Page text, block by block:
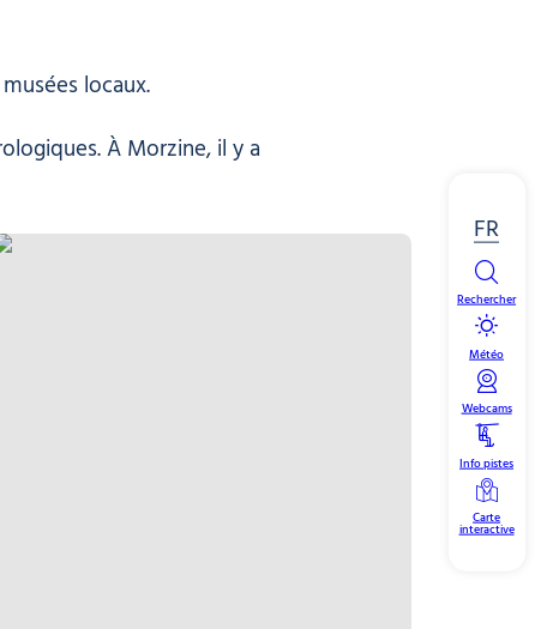
FR
Rechercher
Météo
Webcams
Info pistes
Carte
interactive
locaux.
À Morzine, il y a
de la battante organisée avec vidéo le mercredi, © Office de tourisme